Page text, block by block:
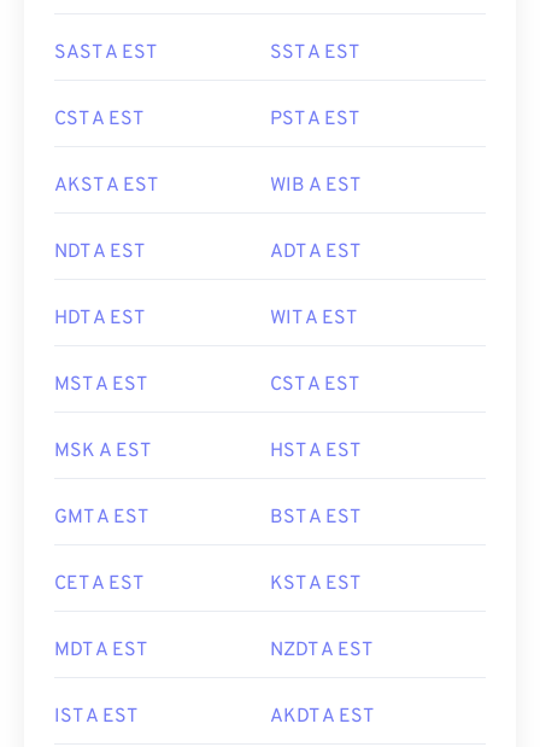
SAST A EST SST A EST
CST A EST PST A EST
AKST A EST WIB A EST
NDT A EST ADT A EST
HDT A EST WIT A EST
MST A EST CST A EST
MSK A EST HST A EST
GMT A EST BST A EST
CET A EST KST A EST
MDT A EST NZDT A EST
IST A EST AKDT A EST